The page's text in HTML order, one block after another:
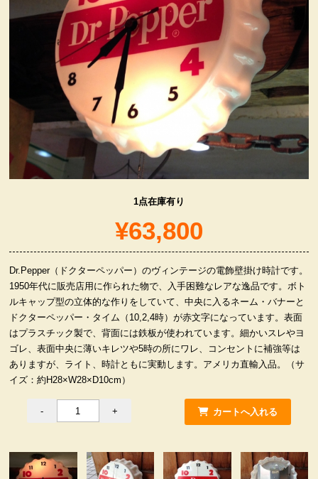
LIFE誌 企業広告切り抜き
ファイヤーキング他
コカコーラ・グッズ
カンパニー・グッズ
キャラクター・グッズ
服飾小物雑貨
1点在庫有り
¥63,800
Dr.Pepper（ドクターペッパー）のヴィンテージの電飾壁掛け時計です。
1950年代に販売店用に作られた物で、入手困難なレアな逸品です。ボト
ルキャップ型の立体的な作りをしていて、中央に入るネーム・バナーと
ドクターペッパー・タイム（10,2,4時）が赤文字になっています。表面
はプラスチック製で、背面には鉄板が使われています。細かいスレやヨ
ゴレ、表面中央に薄いキレツや5時の所にワレ、コンセントに補強等は
ありますが、ライト、時計ともに実動します。アメリカ直輸入品。（サ
イズ：約H28×W28×D10cm）